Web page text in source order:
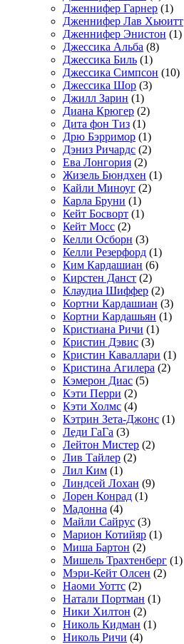
Дженнифер Гарнер (1)
Дженнифер Лав Хьюитт
Дженнифер Энистон (1)
Джессика Альба (8)
Джессика Биль (1)
Джессика Симпсон (10)
Джессика Шор (3)
Джилл Зарин (1)
Диана Крюгер (2)
Дита фон Тиз (1)
Дрю Бэрримор (1)
Дэниз Ричардс (2)
Ева Лонгория (2)
Жизель Бюндхен (1)
Кайли Миноуг (2)
Карла Бруни (1)
Кейт Босворт (1)
Кейт Мосс (2)
Келли Осборн (3)
Келли Резерфорд (1)
Ким Кардашиан (6)
Кирстен Данст (2)
Клаудиа Шиффер (2)
Кортни Кардашиан (3)
Кортни Кардашьян (1)
Кристиана Ричи (1)
Кристин Дэвис (3)
Кристин Каваллари (1)
Кристина Агилера (2)
Кэмерон Диас (5)
Кэти Перри (2)
Кэти Холмс (4)
Кэтрин Зета-Джонс (1)
Леди ГаГа (3)
Лейтон Мистер (2)
Лив Тайлер (2)
Лил Ким (1)
Линдсей Лохан (9)
Лорен Конрад (1)
Мадонна (4)
Майли Сайрус (3)
Марион Котийяр (1)
Миша Бартон (2)
Мишель Трахтенберг (1)
Мэри-Кейт Олсен (2)
Наоми Уоттс (2)
Натали Портман (1)
Ники Хилтон (2)
Николь Кидман (1)
Николь Ричи (4)